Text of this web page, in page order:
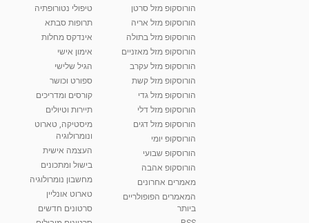
10:17
קרין גורן - העוגה המתגלצ’ת ללא קמח
38.5k צפיות
01:37
יוסי שר - מתמחה בשיטת אלכסנדר וטאי צ'י
2,738 צפיות
01:46
רנה רז-גילו -טיפול אנרגטי ויעוץ רוחני - נומרולוגית
2,315 צפיות
05:37
סודות בתאריך הלידה, משמעות חודש הלידה -
ינואר זינה ליבשיץ נומרולוגית
הורוסקופ מזל סרטן
הורוסקופ מזל אריה
הורוסקופ מזל בתולה
הורוסקופ מזל מאזניים
הורוסקופ מזל עקרב
הורוסקופ מזל קשת
הורוסקופ מזל גדי
הורוסקופ מזל דלי
הורוסקופ מזל דגים
הורוסקופ יומי
הורוסקופ שבועי
הורוסקופ אהבה
מאמרים אחרונים
המאמרים הפופולריים
ביותר
טיפולי נטורופתיה
תרופות סבתא
אינדקס מחלות
אימון אישי
הגיל שלישי
ספורט וכושר
קורסים ומדריכים
תיירות וטיולים
מיסטיקה, טארוט
ונומרולוגיה
העצמה אישית
בישול ומתכונים
מחשבון נומרולוגיה
טארוט אונליין
סרטונים חדשים